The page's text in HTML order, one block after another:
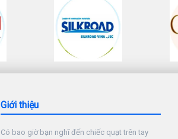
Giới thiệu
Có bao giờ bạn nghĩ đến chiếc quạt trên tay